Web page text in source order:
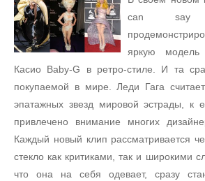
can say
яркую
Касио Baby-G в ретро-стиле. И та
покупаемой в мире. Леди Гага
эпатажных звезд мировой эстрады, к
привлечено внимание многих
Каждый новый клип рассматривается
стекло как критиками, так и широкими
что она на себя одевает, сразу